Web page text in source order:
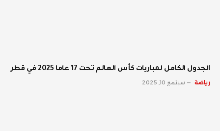
الجدول الكامل لمباريات كأس العالم تحت 17 عاما 2025 في قطر
رياضة سبتمبر 10, 2025